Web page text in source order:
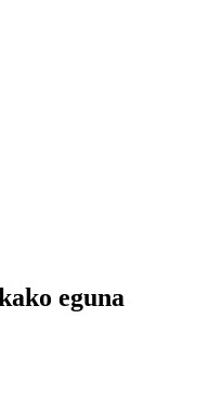
eguna